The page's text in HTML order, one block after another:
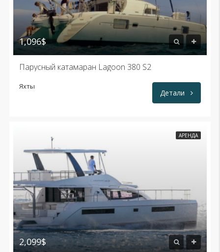
1,096$
Парусный катамаран Lagoon 380 S2
Яхты
Детали
АРЕНДА
2,099$